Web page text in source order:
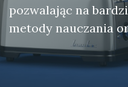
pozwalając na
metody nauczania